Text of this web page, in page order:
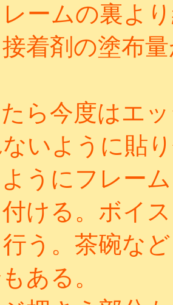
ームの裏よ
着剤の塗布
ら今度はエ
いように貼
うにフレー
ける。ボイ
う。茶碗な
ある。